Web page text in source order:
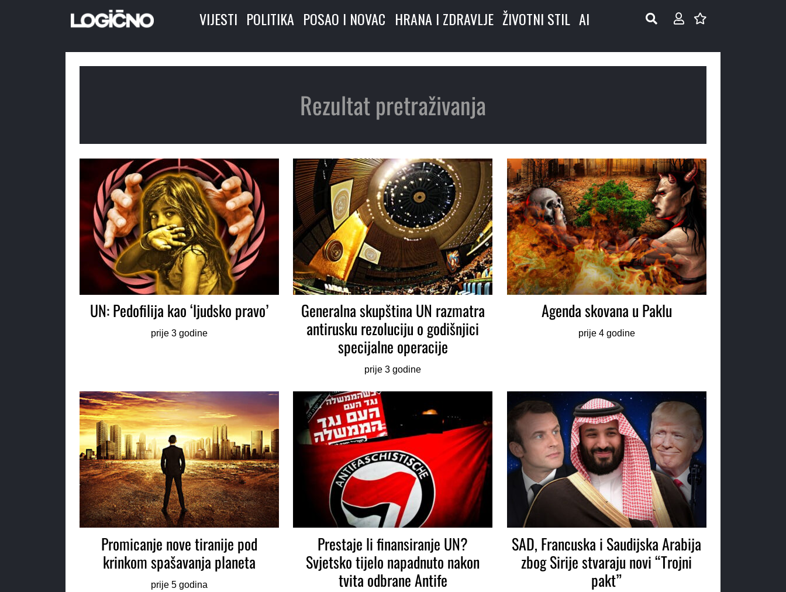
VIJESTI POLITIKA POSAO I NOVAC HRANA I ZDRAVLJE ŽIVOTNI STIL AI
Rezultat pretraživanja
UN: Pedofilija kao ‘ljudsko pravo’
prije 3 godine
Generalna skupština UN razmatra
antirusku rezoluciju o godišnjici
specijalne operacije
prije 3 godine
Agenda skovana u Paklu
prije 4 godine
Promicanje nove tiranije pod
krinkom spašavanja planeta
prije 5 godina
Prestaje li finansiranje UN?
Svjetsko tijelo napadnuto nakon
tvita odbrane Antife
SAD, Francuska i Saudijska Arabija
zbog Sirije stvaraju novi “Trojni
pakt”